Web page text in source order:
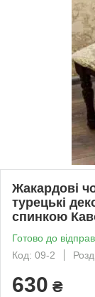
Жакардові
турецькі
спинкою
Готово до
Код: 09-2
630 ₴